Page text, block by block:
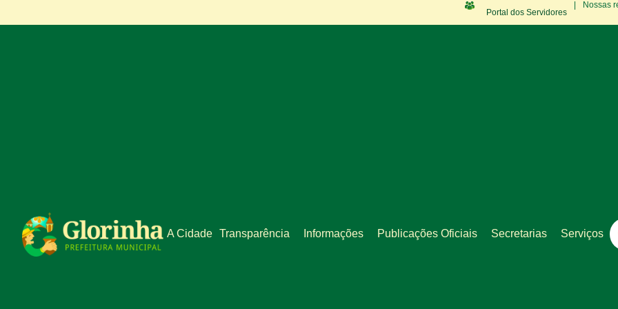
Portal dos Servidores
Nossas
A Cidade Transparência Informações Publicações Oficiais Secretarias Serviços